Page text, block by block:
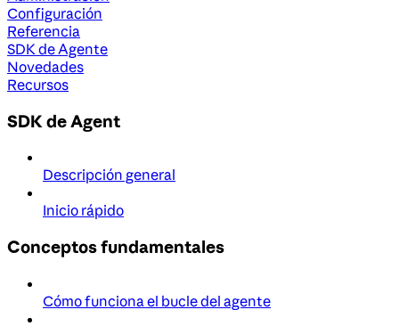
Configuración
Referencia
SDK de Agente
Novedades
Recursos
SDK de Agent
Descripción general
Inicio rápido
Conceptos fundamentales
Cómo funciona el bucle del agente